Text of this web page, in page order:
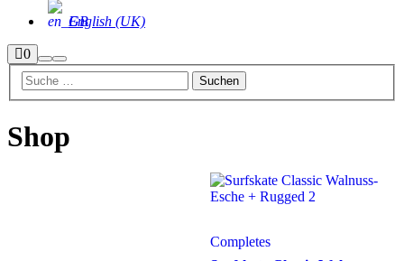
English (UK)
0Seitenleiste
ShopSuchen
Hauptmenü
Shop
Completes